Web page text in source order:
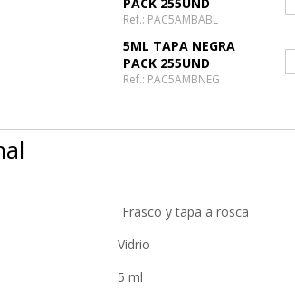
Ref.: PAC5AMBABL
5ML TAPA NEGRA
PACK 255UND
Ref.: PAC5AMBNEG
y tapa a rosca
Vidrio
5 ml